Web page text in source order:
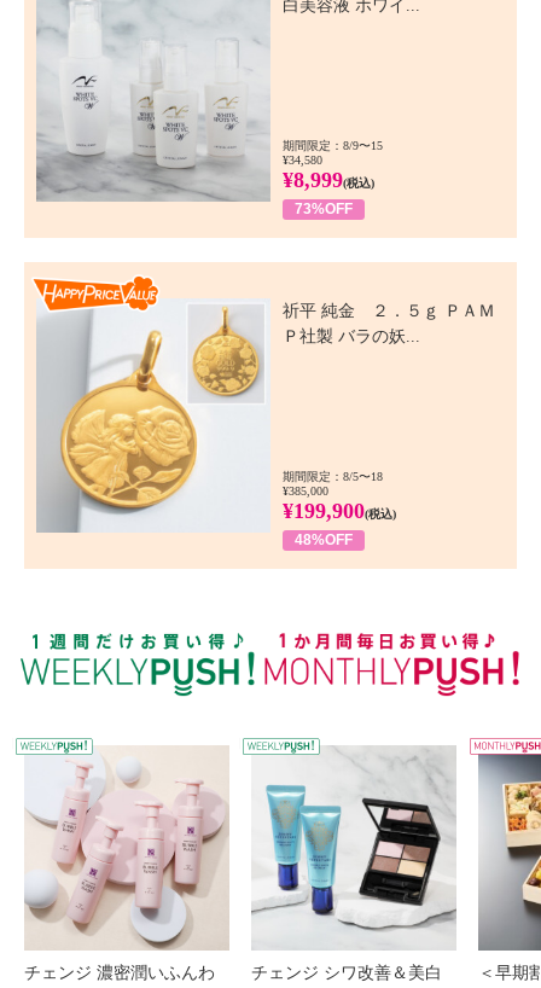
白美容液 ホワイ...
期間限定：8/9〜15
¥34,580
¥8,999(税込)
73%OFF
祈平 純金 ２．５ｇ ＰＡＭ
Ｐ社製 バラの妖...
期間限定：8/5〜18
¥385,000
¥199,900(税込)
48%OFF
WEEKLY PUSH
チェンジ 濃密潤いふんわ
チェンジ シワ改善＆美白
＜早期